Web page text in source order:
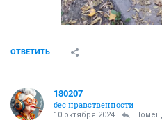
ОТВЕТИТЬ
180207
бес нравственности
10 октября 2024